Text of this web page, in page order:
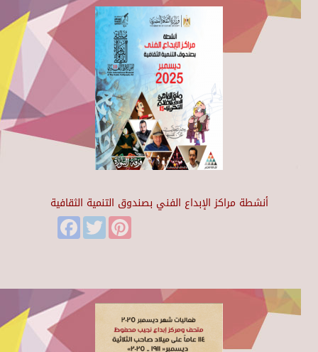
أنشطة مراكز الإبداع الفني بصندوق التنمية الثقافية
FacebookTwitter